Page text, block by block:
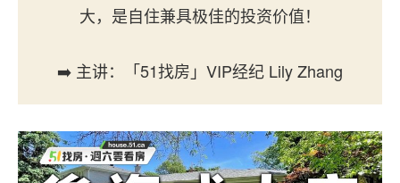
大，是自住兼具极佳的投资价值！
➡️ 主讲：「51找房」VIP经纪 Lily Zhang